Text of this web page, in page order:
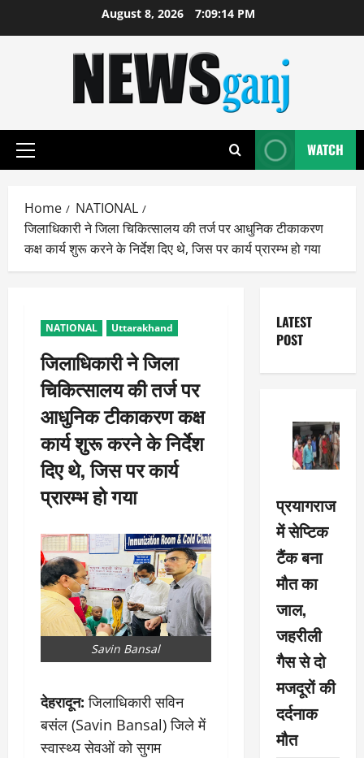
August 8, 2026 7:09:15 PM
Primary
WATCH
Home
NATIONAL
जिलाधिकारी ने जिला चिकित्सालय की तर्ज पर आधुनिक टीकाकरण
कक्ष कार्य शुरू करने के निर्देश दिए थे, जिस पर कार्य प्रारम्भ हो गया
NATIONAL Uttarakhand
जिलाधिकारी ने जिला
चिकित्सालय की तर्ज पर
आधुनिक टीकाकरण कक्ष
कार्य शुरू करने के निर्देश
दिए थे, जिस पर कार्य
प्रारम्भ हो गया
Savin Bansal
देहरादून: जिलाधिकारी सविन
बसंल (Savin Bansal) जिले में
स्वास्थ्य सेवओं को सुगम
LATEST
POST
प्रयागराज
में सेप्टिक
टैंक बना
मौत का
जाल,
जहरीली
गैस से दो
मजदूरों की
दर्दनाक
मौत